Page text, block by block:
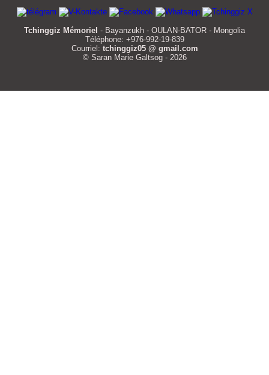
Tchinggiz Mémoriel - Bayanzukh - OULAN-BATOR - Mongolia
Téléphone: +976-992-19-839
Courriel: tchinggiz05 @ gmail.com
© Saran Marie Galtsog - 2026